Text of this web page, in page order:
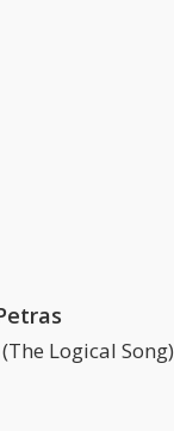
Logical Song)